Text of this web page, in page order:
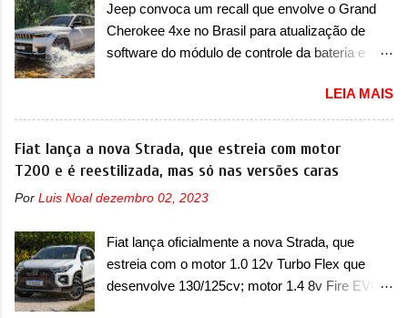
esportiva, o A05s. Previsto para ser lançado
ainda neste ano na China, o compacto elétrico
colocará a Leapmotor para concorrer com uma
modelos da marca, em especial do SUV
compacto A10. Basicamente sendo o hatch do
SUV, o A05 nasce com um design que está
possui faróis com um desenho mais retangular,
com um pequeno prolongamento para as
laterais. Os faróis cont...
Jeep convoca um recall que envolve o Grand
Cherokee 4xe no Brasil para atualização de
software do módulo de controle da bateria e
Jeep convocou no dia 10 de outubro de 2025
um chamado que envolve os proprietários do
Grand Cherokee 4xe, em sua versão única
Limited, com unidades de ano/modelo 2023 e
unidades afetadas precisam retornar a uma
dois problemas. O primeiro deles será uma
atualização do software do módulo de controle
da bateria (AHCP e HCP). Para alguns veículos
LEIA MAIS
Fiat lança a nova Strada, que estreia com motor
T200 e é reestilizada, mas só nas versões caras
Por Luis Noal dezembro 02, 2023
Fiat lança oficialmente a nova Strada, que
estreia com o motor 1.0 12v Turbo Flex que
desenvolve 130/125cv; motor 1.4 8v Fire EVO